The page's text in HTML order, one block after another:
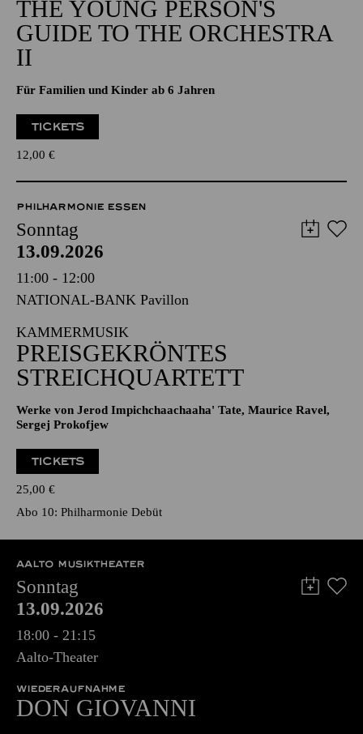
THE YOUNG PERSON'S
GUIDE TO THE ORCHESTRA
II
Für Familien und Kinder ab 6 Jahren
TICKETS
12,00 €
PHILHARMONIE ESSEN
Sonntag
13.09.2026
11:00 - 12:00
NATIONAL-BANK Pavillon
KAMMERMUSIK
PREISGEKRÖNTES
STREICHQUARTETT
Werke von Jerod Impichchaachaaha' Tate, Maurice Ravel,
Sergej Prokofjew
TICKETS
25,00 €
Abo 10: Philharmonie Debüt
AALTO MUSIKTHEATER
Sonntag
13.09.2026
18:00 - 21:15
Aalto-Theater
WIEDERAUFNAHME
DON GIO­VANNI